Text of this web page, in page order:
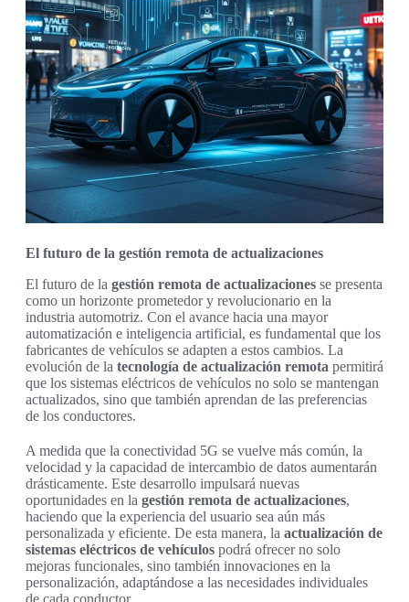
El futuro de la gestión remota de actualizaciones
El futuro de la gestión remota de actualizaciones se presenta
como un horizonte prometedor y revolucionario en la
industria automotriz. Con el avance hacia una mayor
automatización e inteligencia artificial, es fundamental que los
fabricantes de vehículos se adapten a estos cambios. La
evolución de la tecnología de actualización remota permitirá
que los sistemas eléctricos de vehículos no solo se mantengan
actualizados, sino que también aprendan de las preferencias
de los conductores.
A medida que la conectividad 5G se vuelve más común, la
velocidad y la capacidad de intercambio de datos aumentarán
drásticamente. Este desarrollo impulsará nuevas
oportunidades en la gestión remota de actualizaciones,
haciendo que la experiencia del usuario sea aún más
personalizada y eficiente. De esta manera, la actualización de
sistemas eléctricos de vehículos podrá ofrecer no solo
mejoras funcionales, sino también innovaciones en la
personalización, adaptándose a las necesidades individuales
de cada conductor.